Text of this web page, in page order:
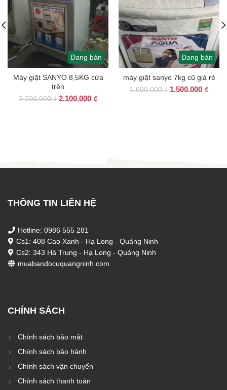
Đang bán
Máy giặt SANYO 8,5KG cửa
trên
2.700.000₫ Giá
2.100.000 ₫
Đang bán
máy giặt sanyo 7kg cũ giá rẻ
1.600.000₫ Giá
1.500.000 ₫
THÔNG TIN LIÊN HỆ
Hotline: 0986 555 281
Cs1: 408 Cao Xanh - Hạ Long - Quảng Ninh
Cs2: 343 Hà Trung - Hạ Long - Quảng Ninh
muabandocuquangninh.com
CHÍNH SÁCH
Chính sách bảo mật
Chính sách bảo hành
Chính sách vận chuyển
Chính sách thanh toán